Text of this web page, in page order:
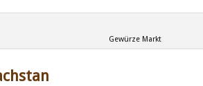
Gewürze Markt